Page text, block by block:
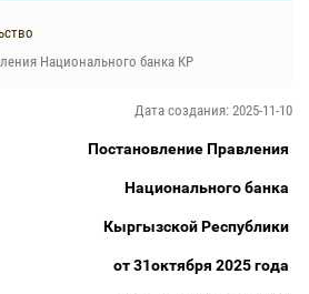
Национального банка КР
Дата создания: 2025-11-10
Постановление Правления
Национального банка
Кыргызской Республики
от 31октября 2025 года